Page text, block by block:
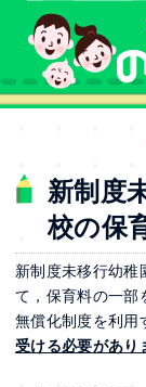
本文へ
新制度
校の保
新制度未移行幼稚
て，保育料の一部
無償化制度を利用
受ける必要があり